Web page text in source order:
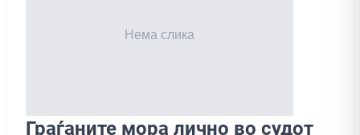
Граѓаните мора лично во судот